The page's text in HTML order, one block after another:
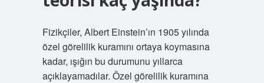
Fizikçiler, Albert Einstein’ın 1905 yılında
özel görelilik kuramını ortaya koymasına
kadar, ışığın bu durumunu yıllarca
açıklayamadılar. Özel görelilik kuramına